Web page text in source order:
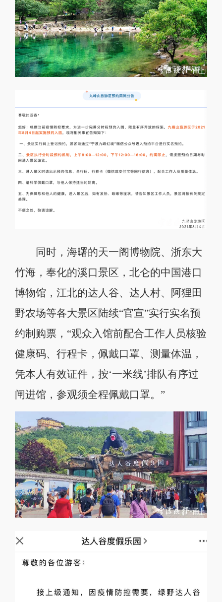
同时，海曙的天一阁博物院、浙东大
竹海，奉化的溪口景区，北仑的中国港口
博物馆，江北的达人谷、达人村、阿狸田
野农场等各大景区陆续“官宣”实行实名预
约制购票，“观众入馆前配合工作人员核验
健康码、行程卡，佩戴口罩、测量体温，
凭本人有效证件，按‘一米线’排队有序过
闸进馆，参观须全程佩戴口罩。”